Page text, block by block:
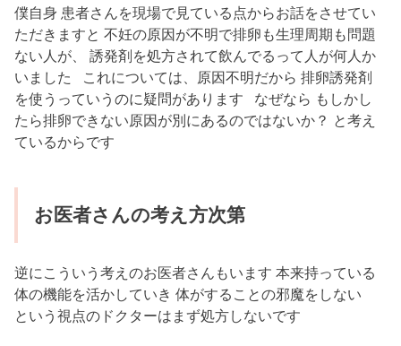
僕自身 患者さんを現場で見ている点からお話をさせてい
ただきますと 不妊の原因が不明で排卵も生理周期も問題
ない人が、 誘発剤を処方されて飲んでるって人が何人か
いました これについては、原因不明だから 排卵誘発剤
を使うっていうのに疑問があります なぜなら もしかし
たら排卵できない原因が別にあるのではないか？ と考え
ているからです
お医者さんの考え方次第
逆にこういう考えのお医者さんもいます 本来持っている
体の機能を活かしていき 体がすることの邪魔をしない
という視点のドクターはまず処方しないです